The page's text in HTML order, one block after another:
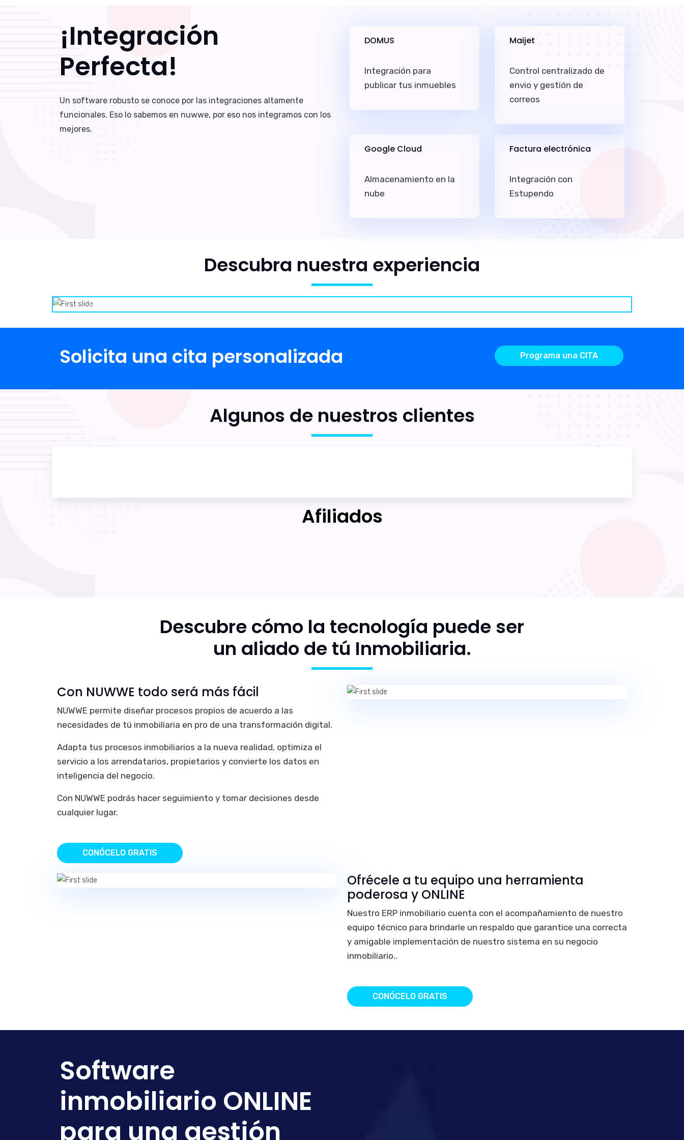
¡Integración
Perfecta!
Un software robusto se conoce por las integraciones altamente
funcionales. Eso lo sabemos en nuwwe, por eso nos integramos con los
mejores.
DOMUS
Integración para
publicar tus inmuebles
Maijet
Control centralizado de
envio y gestión de
correos
Google Cloud
Almacenamiento en la
nube
Factura electrónica
Integración con
Estupendo
Descubra nuestra experiencia
Previous Next
Solicita una cita personalizada Programa una CITA
Algunos de nuestros clientes
Afiliados
Descubre cómo la tecnología puede ser
un aliado de tú Inmobiliaria.
Con NUWWE todo será más fácil
NUWWE permite diseñar procesos propios de acuerdo a las
necesidades de tú inmobiliaria en pro de una transformación digital.
Adapta tus procesos inmobiliarios a la nueva realidad, optimiza el
servicio a los arrendatarios, propietarios y convierte los datos en
inteligencia del negocio.
Con NUWWE podrás hacer seguimiento y tomar decisiones desde
cualquier lugar.
CONÓCELO GRATIS
Ofrécele a tu equipo una herramienta
poderosa y ONLINE
Nuestro ERP inmobiliario cuenta con el acompañamiento de nuestro
equipo técnico para brindarle un respaldo que garantice una correcta
y amigable implementación de nuestro sistema en su negocio
inmobiliario..
CONÓCELO GRATIS
Software
inmobiliario ONLINE
para una gestión